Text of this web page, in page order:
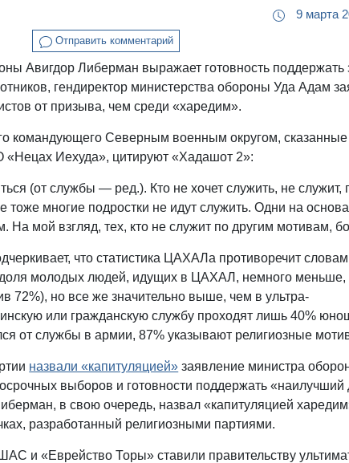
9 марта
Отправить комментарий
Авигдор Либерман выражает готовность поддержать
гендиректор министерства обороны Уда Адам
от призыва, чем среди «харедим».
командующего Северным военным округом, сказанные
«Нецах Иехуда», цитируют «Хадашот 2»:
(от службы — ред.). Кто не хочет служить, не служит,
многие подростки не идут служить. Одни на
На мой взгляд, тех, кто не служит по другим мотивам,
что статистика ЦАХАЛа противоречит словам
молодых людей, идущих в ЦАХАЛ, немного меньше,
72%), но все же значительно выше, чем в ультра-
или гражданскую службу проходят лишь 40%
от службы в армии, 87% указывают религиозные
назвали «капитуляцией» заявление министра
выборов и готовности поддержать «наилучший
в свою очередь, назвал «капитуляцией
разработанный религиозными партиями.
и «Еврейство Торы» ставили правительству